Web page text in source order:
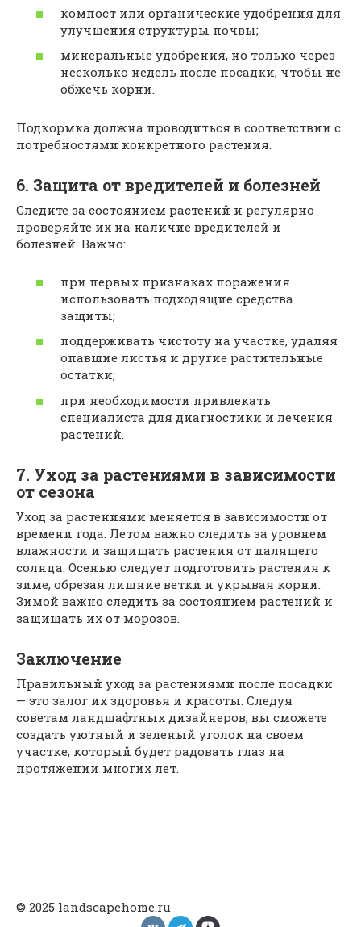
компост или органические удобрения для
улучшения структуры почвы;
минеральные удобрения, но только через
несколько недель после посадки, чтобы не
обжечь корни.
Подкормка должна проводиться в соответствии с
потребностями конкретного растения.
6. Защита от вредителей и болезней
Следите за состоянием растений и регулярно
проверяйте их на наличие вредителей и
болезней. Важно:
при первых признаках поражения
использовать подходящие средства
защиты;
поддерживать чистоту на участке, удаляя
опавшие листья и другие растительные
остатки;
при необходимости привлекать
специалиста для диагностики и лечения
растений.
7. Уход за растениями в зависимости
от сезона
Уход за растениями меняется в зависимости от
времени года. Летом важно следить за уровнем
влажности и защищать растения от палящего
солнца. Осенью следует подготовить растения к
зиме, обрезая лишние ветки и укрывая корни.
Зимой важно следить за состоянием растений и
защищать их от морозов.
Заключение
Правильный уход за растениями после посадки
— это залог их здоровья и красоты. Следуя
советам ландшафтных дизайнеров, вы сможете
создать уютный и зеленый уголок на своем
участке, который будет радовать глаз на
протяжении многих лет.
© 2025 landscapehome.ru